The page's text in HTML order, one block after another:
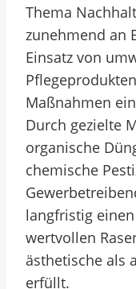
Thema
zunehmend an
Einsatz von
Maßnahmen
Durch gezielte
organische
chemische
langfristig
wertvollen
ästhetische als
erfüllt.